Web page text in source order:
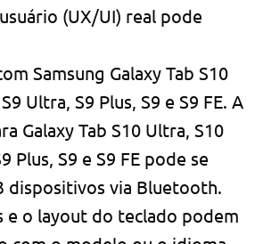
(UX/UI) real pode
Samsung Galaxy Tab S10
Ultra, S9 Plus, S9 e S9 FE. A
Galaxy Tab S10 Ultra, S10
Plus, S9 e S9 FE pode se
dispositivos via Bluetooth.
e o layout do teclado podem